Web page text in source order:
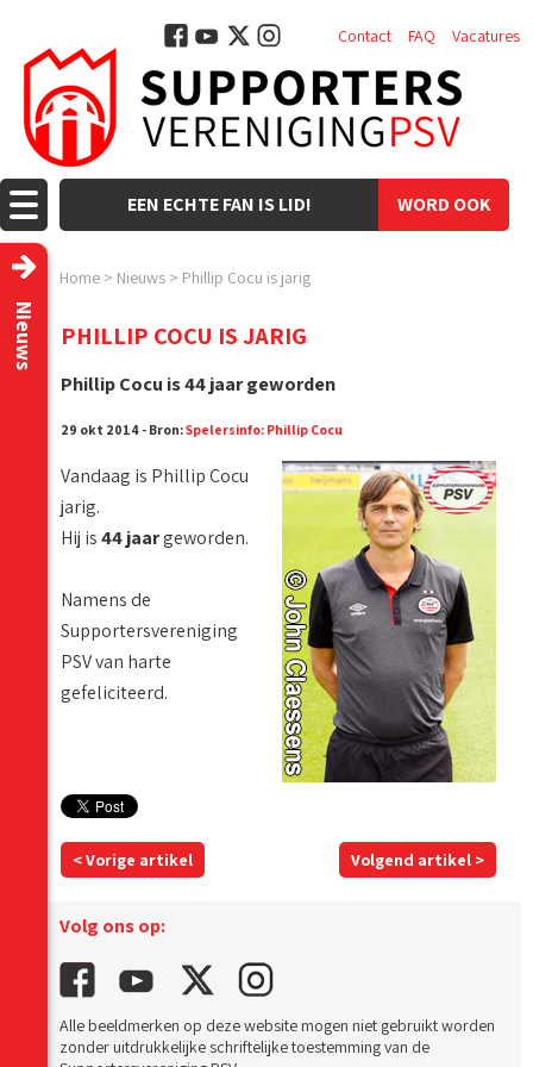
WORD OOK
EEN ECHTE FAN IS LID!
Contact FAQ Vacatures
Home > Nieuws > Phillip Cocu is jarig
Nieuws PHILLIP COCU IS JARIG
Phillip Cocu is 44 jaar geworden
29 okt 2014 - Bron:Spelersinfo: Phillip Cocu
Vandaag is Phillip Cocu
jarig.
Hij is44 jaargeworden.
Namens de
Supportersvereniging
PSV van harte
gefeliciteerd.
< Vorige artikel Volgend artikel >
Volg ons op:
Alle beeldmerken op deze website mogen niet gebruikt worden
zonder uitdrukkelijke schriftelijke toestemming van de